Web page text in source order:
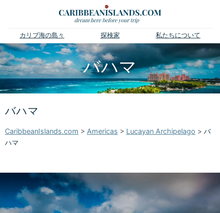
カリブ海の島々 探検家 私たちについて
バハマ
バハマ
CaribbeanIslands.com > Americas > Lucayan Archipelago > バ
ハマ